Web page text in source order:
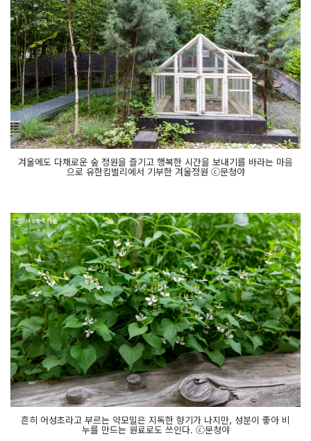
겨울에도 다채로운 숲 정원을 즐기고 행복한 시간을 보내기를 바라는 마음
으로 유한킴벌리에서 기부한 겨울정원 ⓒ문청야
흔히 어성초라고 부르는 약모밀은 지독한 향기가 나지만, 성분이 좋아 비
누를 만드는 원료로도 쓰인다. ⓒ문청야